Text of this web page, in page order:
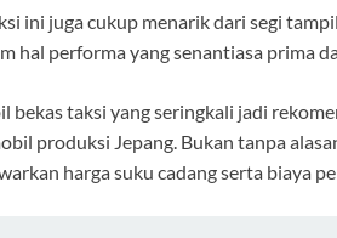
ini juga cukup menarik dari segi
hal performa yang senantiasa prima
bekas taksi yang seringkali jadi
produksi Jepang. Bukan tanpa
harga suku cadang serta biaya